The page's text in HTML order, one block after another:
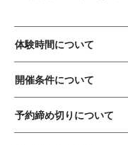
体験時間について
開催条件について
予約締め切りについて